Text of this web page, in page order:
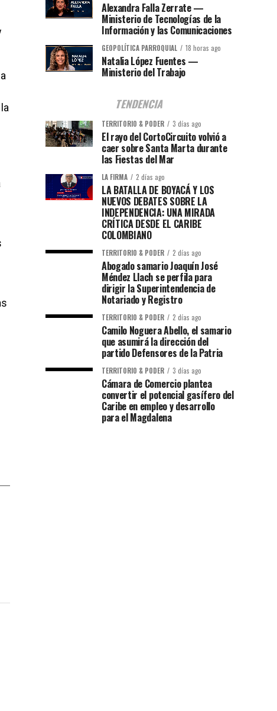
Alexandra Falla Zerrate —
Ministerio de Tecnologías de la
Información y las Comunicaciones
GEOPOLÍTICA PARROQUIAL 18 horas ago
Natalia López Fuentes —
Ministerio del Trabajo
TENDENCIA
TERRITORIO & PODER 3 días ago
El rayo del CortoCircuito volvió a
caer sobre Santa Marta durante
las Fiestas del Mar
LA FIRMA 2 días ago
LA BATALLA DE BOYACÁ Y LOS
NUEVOS DEBATES SOBRE LA
INDEPENDENCIA: UNA MIRADA
CRÍTICA DESDE EL CARIBE
COLOMBIANO
TERRITORIO & PODER 2 días ago
Abogado samario Joaquín José
Méndez Llach se perfila para
dirigir la Superintendencia de
Notariado y Registro
TERRITORIO & PODER 2 días ago
Camilo Noguera Abello, el samario
que asumirá la dirección del
partido Defensores de la Patria
TERRITORIO & PODER 3 días ago
Cámara de Comercio plantea
convertir el potencial gasífero del
Caribe en empleo y desarrollo
para el Magdalena